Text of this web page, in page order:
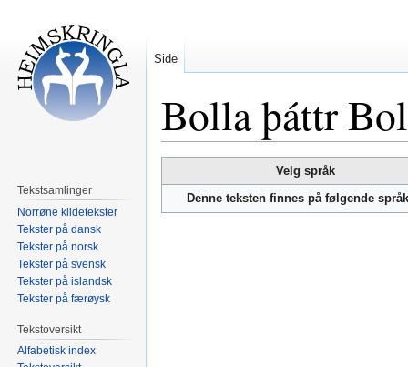
Bolla þáttr
til
navigering
til
Velg språk
Denne teksten finnes på følgende
Side
Tekstsamlinger
Norrøne kildetekster
Tekster på dansk
Tekster på norsk
Tekster på svensk
Tekster på islandsk
Tekster på færøysk
Tekstoversikt
Alfabetisk index